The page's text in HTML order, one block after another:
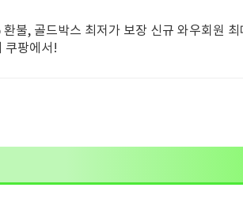
불, 골드박스 최저가 보장 신규 와우회원
쿠팡에서!